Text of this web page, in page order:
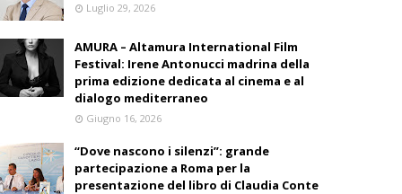
Luglio 29, 2026
AMURA – Altamura International Film
Festival: Irene Antonucci madrina della
prima edizione dedicata al cinema e al
dialogo mediterraneo
Giugno 16, 2026
“Dove nascono i silenzi”: grande
partecipazione a Roma per la
presentazione del libro di Claudia Conte